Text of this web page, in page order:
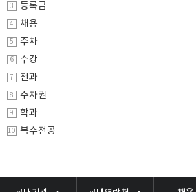
3 등록금
4 채용
5 주차
6 수강
7 전과
8 주차권
9 학과
10 복수전공